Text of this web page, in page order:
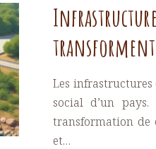
Les
social d’un
transformation de
et…